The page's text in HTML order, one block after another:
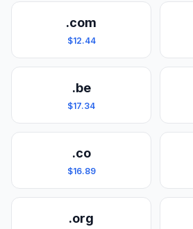
.com
$12.44
.be
$17.34
.co
$16.89
.org